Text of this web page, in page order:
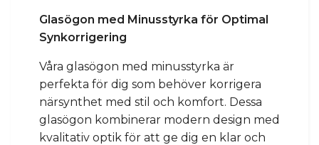
Glasögon med Minusstyrka för Optimal
Synkorrigering
Våra glasögon med minusstyrka är
perfekta för dig som behöver korrigera
närsynthet med stil och komfort. Dessa
glasögon kombinerar modern design med
kvalitativ optik för att ge dig en klar och